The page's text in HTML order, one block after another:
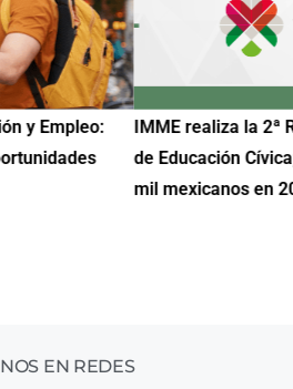
y Empleo:
IMME realiza la 2ª
de Educación
mil mexicanos en
EN REDES